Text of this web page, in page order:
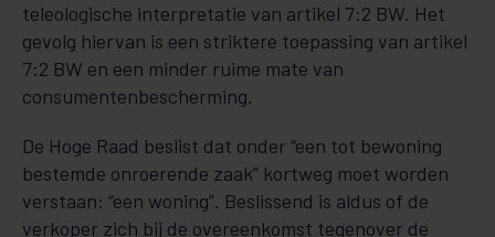
teleologische interpretatie van artikel 7:2 BW. Het
gevolg hiervan is een striktere toepassing van artikel
7:2 BW en een minder ruime mate van
consumentenbescherming.
De Hoge Raad beslist dat onder “een tot bewoning
bestemde onroerende zaak” kortweg moet worden
verstaan: “een woning”. Beslissend is aldus of de
verkoper zich bij de overeenkomst tegenover de